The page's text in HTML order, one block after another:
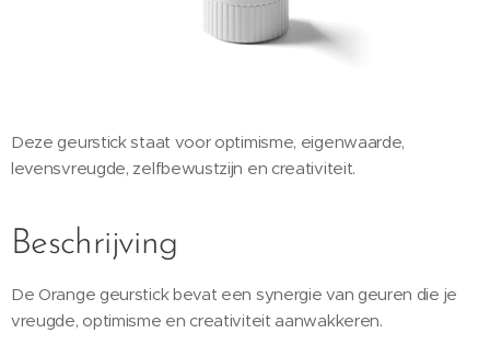
Deze geurstick staat voor optimisme, eigenwaarde,
levensvreugde, zelfbewustzijn en creativiteit.
Beschrijving
De Orange geurstick bevat een synergie van geuren die je
vreugde, optimisme en creativiteit aanwakkeren.